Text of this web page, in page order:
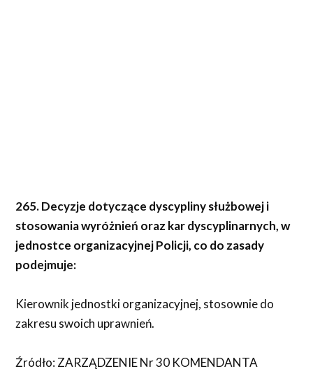
265. Decyzje dotyczące dyscypliny służbowej i
stosowania wyróżnień oraz kar dyscyplinarnych, w
jednostce organizacyjnej Policji, co do zasady
podejmuje:
Kierownik jednostki organizacyjnej, stosownie do
zakresu swoich uprawnień.
Źródło: ZARZĄDZENIE Nr 30 KOMENDANTA